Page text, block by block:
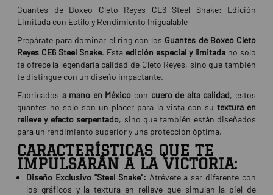
Guantes de Boxeo Cleto Reyes CE6 Steel Snake: Edición
Limitada con Estilo y Rendimiento Inigualable
Prepárate para dominar el ring con los Guantes de Boxeo Cleto
Reyes CE6 Steel Snake. Esta edición especial y limitada no solo
te ofrece la legendaria calidad de Cleto Reyes, sino que también
te distingue con un diseño impactante.
Fabricados a mano en México con cuero de alta calidad, estos
guantes no solo son un placer para la vista con su textura en
relieve y efecto serpentado, sino que también están diseñados
para un rendimiento superior y una protección óptima.
CARACTERÍSTICAS QUE TE
IMPULSARÁN A LA VICTORIA:
Diseño Exclusivo "Steel Snake": Atrévete a ser diferente con
los gráficos y la textura en relieve que simulan la piel de